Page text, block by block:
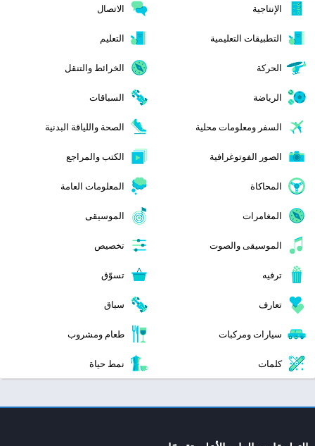
الإنتاجية الاتصال
التطبيقات التعليمية التعليم
الحركة الخرائط والتنقل
الرياضة السباقات
السفر ومعلومات محلية الصحة واللياقة البدنية
الصور الفوتوغرافية الكتب والمراجع
المحاكاة المعلومات العامة
المغامرات الموسيقى
الموسيقى والصوت تخصيص
ترفيه تسوّق
تعارف سباق
سيارات ومركبات طعام ومشروب
كلمات نمط حياة